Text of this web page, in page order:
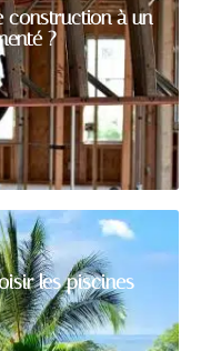
construction à un
?
les piscines